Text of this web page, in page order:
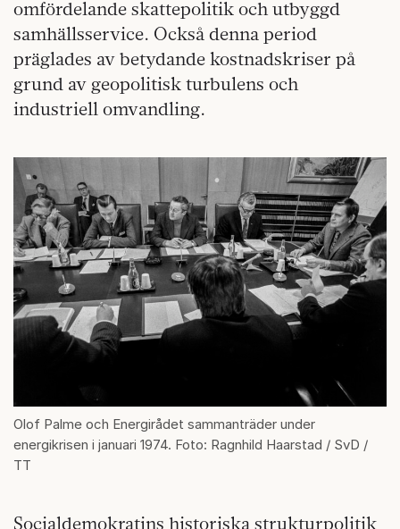
omfördelande skattepolitik och utbyggd
samhällsservice. Också denna period
präglades av betydande kostnadskriser på
grund av geopolitisk turbulens och
industriell omvandling.
Olof Palme och Energirådet sammanträder under
energikrisen i januari 1974. Foto: Ragnhild Haarstad / SvD /
TT
Socialdemokratins historiska strukturpolitik